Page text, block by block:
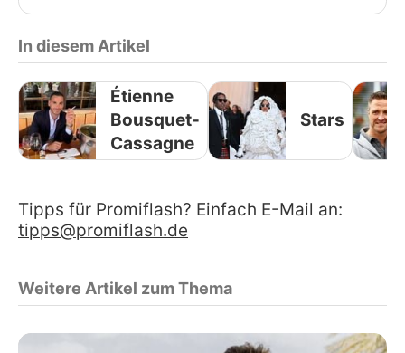
In diesem Artikel
Étienne
Bousquet-
Cassagne
Stars
Tipps für Promiflash? Einfach E-Mail an:
tipps@promiflash.de
Weitere Artikel zum Thema